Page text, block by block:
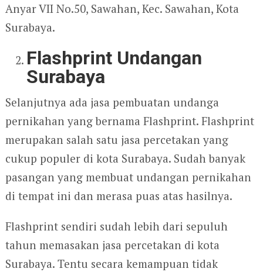
Anyar VII No.50, Sawahan, Kec. Sawahan, Kota
Surabaya.
Flashprint Undangan
Surabaya
Selanjutnya ada jasa pembuatan undanga
pernikahan yang bernama Flashprint. Flashprint
merupakan salah satu jasa percetakan yang
cukup populer di kota Surabaya. Sudah banyak
pasangan yang membuat undangan pernikahan
di tempat ini dan merasa puas atas hasilnya.
Flashprint sendiri sudah lebih dari sepuluh
tahun memasakan jasa percetakan di kota
Surabaya. Tentu secara kemampuan tidak